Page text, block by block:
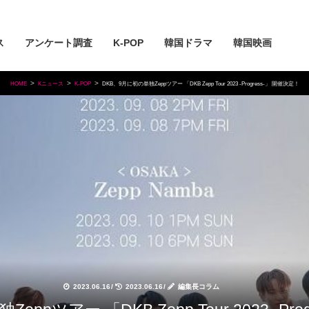
アンケート調査 K-POP 韓国ドラマ 韓国映画
HOME Kニュース K-POP DKB、9月に初の単独Zeppツアー 「DKB Zepp Tour 2023 -Progress-」 開催決定！
2023.06.16/ 2023.06.16/ 編集長コラム